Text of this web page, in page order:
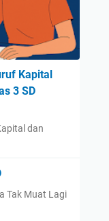
Kapital
3 SD
dan
Tak Muat Lagi